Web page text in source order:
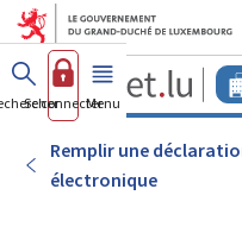
Aller au
Aller
Se connecterMenu principal
Remplir une
électronique